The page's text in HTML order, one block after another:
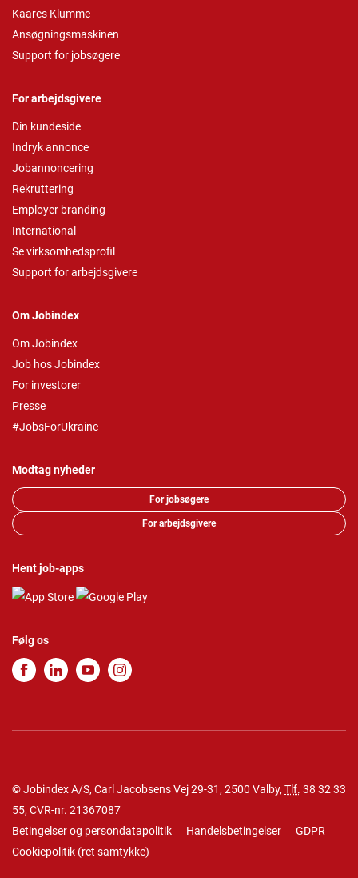
Kaares Klumme
Ansøgningsmaskinen
Support for jobsøgere
For arbejdsgivere
Din kundeside
Indryk annonce
Jobannoncering
Rekruttering
Employer branding
International
Se virksomhedsprofil
Support for arbejdsgivere
Om Jobindex
Om Jobindex
Job hos Jobindex
For investorer
Presse
#JobsForUkraine
Modtag nyheder
For jobsøgere
For arbejdsgivere
Hent job-apps
Følg os
© Jobindex A/S, Carl Jacobsens Vej 29-31, 2500 Valby, Tlf. 38 32 33
55, CVR-nr. 21367087
Betingelser og persondatapolitik
Handelsbetingelser
GDPR
Cookiepolitik (ret samtykke)